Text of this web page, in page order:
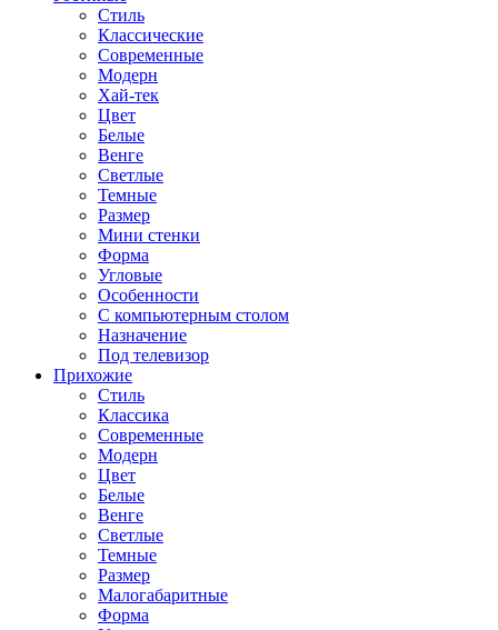
Стиль
Классические
Современные
Модерн
Хай-тек
Цвет
Белые
Венге
Светлые
Темные
Размер
Мини стенки
Форма
Угловые
Особенности
С компьютерным столом
Назначение
Под телевизор
Прихожие
Стиль
Классика
Современные
Модерн
Цвет
Белые
Венге
Светлые
Темные
Размер
Малогабаритные
Форма